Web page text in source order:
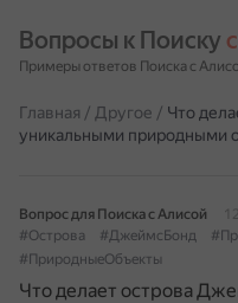
Вопросы к Поиску
Примеры ответов Поиска с
Главная / Другое / Что
уникальными природными
Вопрос для Поиска с Алисой
#Острова
#ДжеймсБонд
#ПриродныеОбъекты
Что делает острова